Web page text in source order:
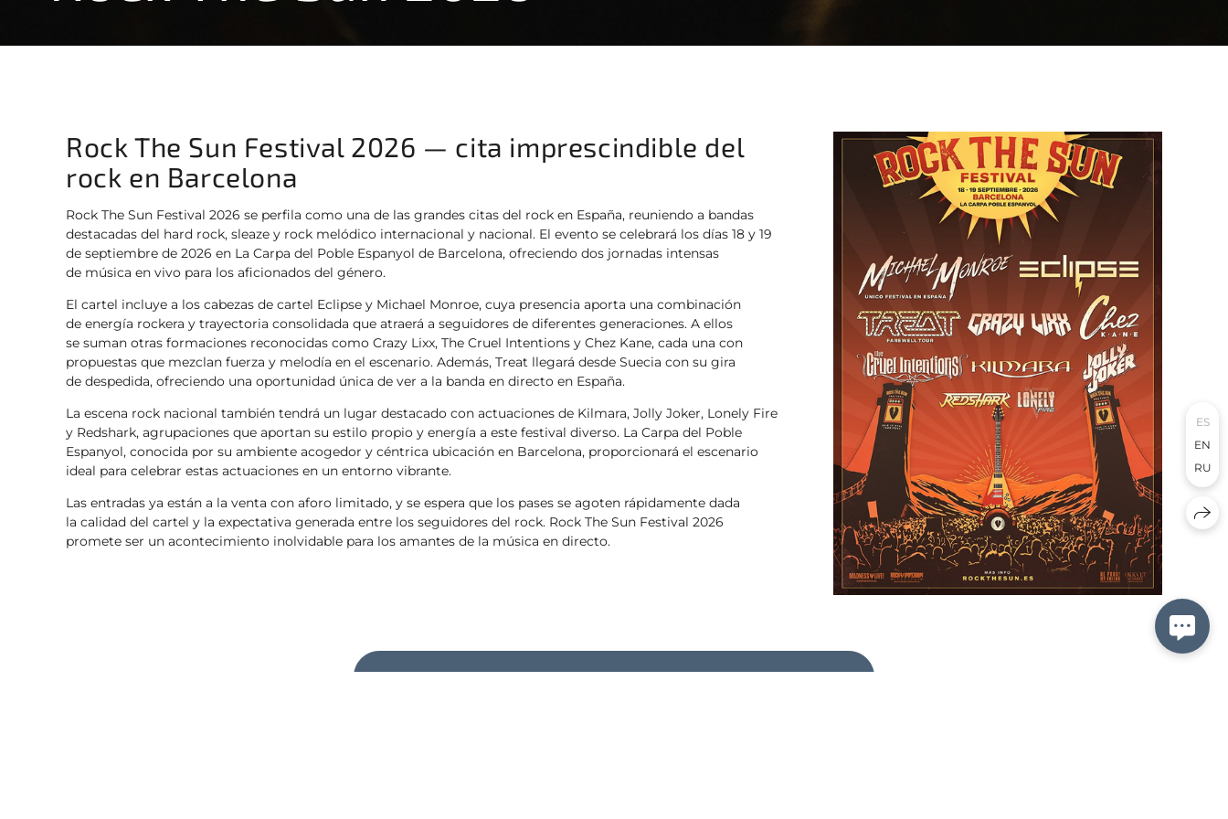
Rock The Sun Festival 2026 — cita imprescindible del
rock en Barcelona
Rock The Sun Festival 2026 se perfila como una de las grandes citas del rock en España, reuniendo a bandas
destacadas del hard rock, sleaze y rock melódico internacional y nacional. El evento se celebrará los días 18 y 19
de septiembre de 2026 en La Carpa del Poble Espanyol de Barcelona, ofreciendo dos jornadas intensas
de música en vivo para los aficionados del género.
El cartel incluye a los cabezas de cartel Eclipse y Michael Monroe, cuya presencia aporta una combinación
de energía rockera y trayectoria consolidada que atraerá a seguidores de diferentes generaciones. A ellos
se suman otras formaciones reconocidas como Crazy Lixx, The Cruel Intentions y Chez Kane, cada una con
propuestas que mezclan fuerza y melodía en el escenario. Además, Treat llegará desde Suecia con su gira
de despedida, ofreciendo una oportunidad única de ver a la banda en directo en España.
La escena rock nacional también tendrá un lugar destacado con actuaciones de Kilmara, Jolly Joker, Lonely Fire
y Redshark, agrupaciones que aportan su estilo propio y energía a este festival diverso. La Carpa del Poble
Espanyol, conocida por su ambiente acogedor y céntrica ubicación en Barcelona, proporcionará el escenario
ideal para celebrar estas actuaciones en un entorno vibrante.
Las entradas ya están a la venta con aforo limitado, y se espera que los pases se agoten rápidamente dada
la calidad del cartel y la expectativa generada entre los seguidores del rock. Rock The Sun Festival 2026
promete ser un acontecimiento inolvidable para los amantes de la música en directo.
WEB
ES
EN
RU